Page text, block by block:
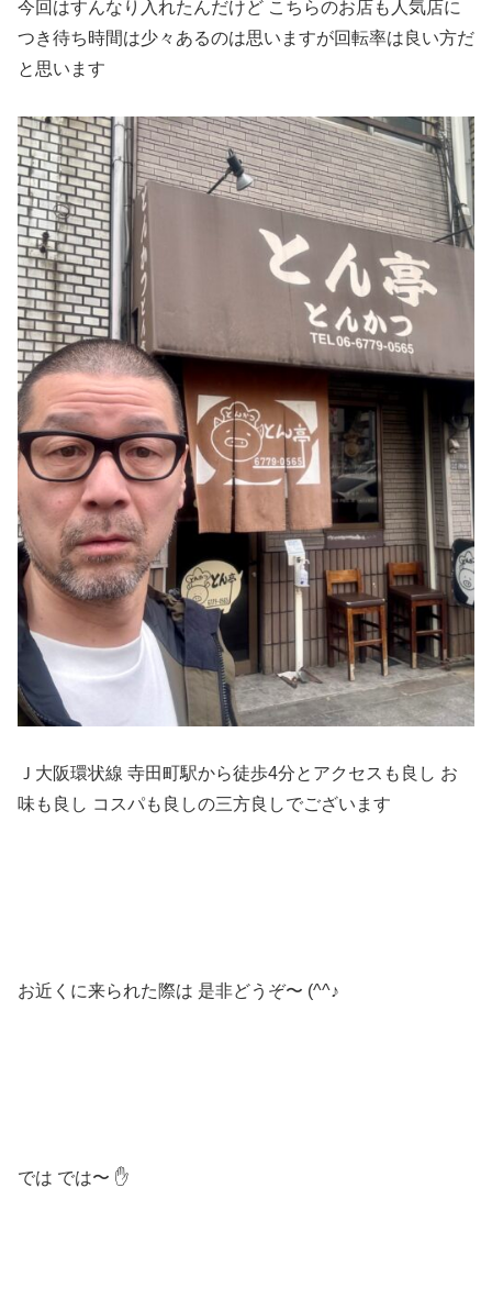
今回はすんなり入れたんだけど こちらのお店も人気店に
つき待ち時間は少々あるのは思いますが回転率は良い方だ
と思います
Ｊ大阪環状線 寺田町駅から徒歩4分とアクセスも良し お
味も良し コスパも良しの三方良しでございます
お近くに来られた際は 是非どうぞ〜 (^^♪
では では〜 ✋